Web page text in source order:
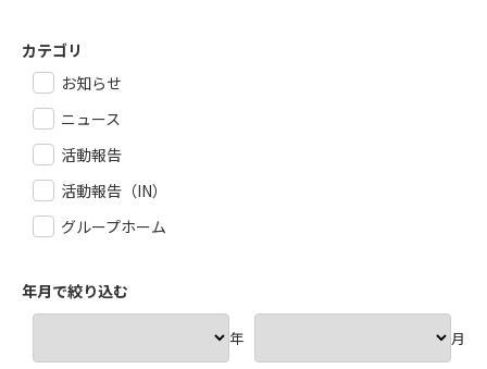
カテゴリ
お知らせ
ニュース
活動報告
活動報告（IN）
グループホーム
年月で絞り込む
年 月